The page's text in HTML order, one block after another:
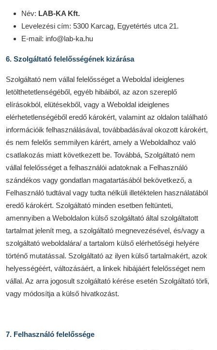
Név: LAB-KA Kft.
Levelezési cím: 5300 Karcag, Egyetértés utca 21.
E-mail: info@lab-ka.hu
6. Szolgáltató felelősségének kizárása
Szolgáltató nem vállal felelősséget a Weboldal ideiglenes
letölthetetlenségéből, egyéb hibáiból, az azon szereplő
elírásokból, elütésekből, vagy a Weboldal ideiglenes
elérhetetlenségéből eredő károkért, valamint az oldalon található
információik felhasználásával, továbbadásával okozott károkért,
és nem felelős semmilyen kárért, amely a Weboldalhoz való
csatlakozás miatt következett be. Továbbá, Szolgáltató nem
vállal felelősséget a felhasználói adatoknak a Felhasználó
szándékos vagy gondatlan magatartásából bekövetkező, a
Felhasználó tudtával vagy tudta nélküli illetéktelen használatából
eredő károkért. Szolgáltató minden esetben feltünteti,
amennyiben a Weboldalon külső szolgáltató által szolgáltatott
tartalmat jelenít meg, a szolgáltató megnevezésével, és/vagy a
szolgáltató weboldalára/ a tartalom külső elérhetőségi helyére
történő mutatással. Szolgáltató az ilyen külső tartalmakért, azok
helyességéért, változásáért, a linkek hibájáért felelősséget nem
vállal. Az arra jogosult szolgáltató kérése esetén Szolgáltató törli,
vagy módosítja a külső hivatkozást.
7. Felhasználó felelőssége